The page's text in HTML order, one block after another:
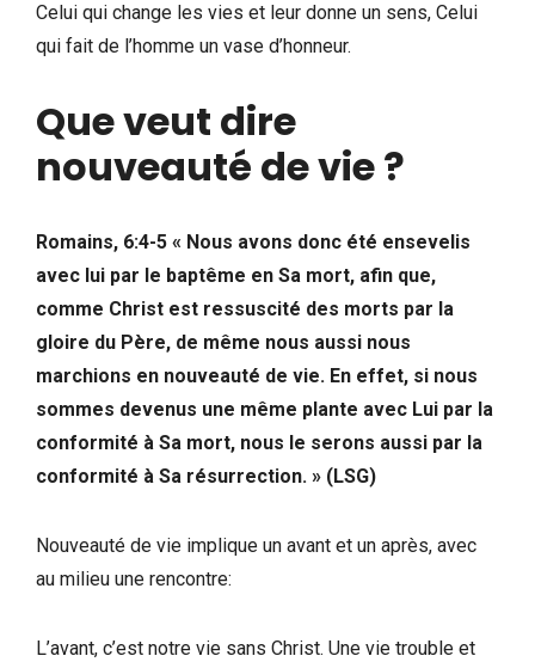
Celui qui change les vies et leur donne un sens, Celui
qui fait de l’homme un vase d’honneur.
Que veut dire
nouveauté de vie ?
Romains, 6:4-5 « Nous avons donc été ensevelis
avec lui par le baptême en Sa mort, afin que,
comme Christ est ressuscité des morts par la
gloire du Père, de même nous aussi nous
marchions en nouveauté de vie. En effet, si nous
sommes devenus une même plante avec Lui par la
conformité à Sa mort, nous le serons aussi par la
conformité à Sa résurrection. » (LSG)
Nouveauté de vie implique un avant et un après, avec
au milieu une rencontre:
L’avant, c’est notre vie sans Christ. Une vie trouble et